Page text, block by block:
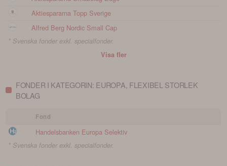
Aktiespararna Topp Sverige
Alfred Berg Nordic Small Cap
* Svenska fonder exkl. specialfonder.
Visa fler
FONDER I KATEGORIN: EUROPA, FLEXIBEL STORLEK
BOLAG
Fond
Handelsbanken Europa Selektiv
* Svenska fonder exkl. specialfonder.